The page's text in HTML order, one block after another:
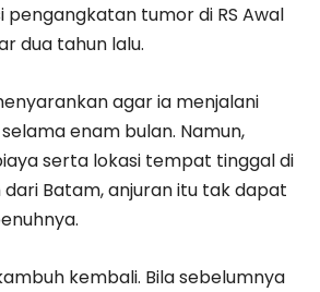
pengangkatan tumor di RS Awal
dua tahun lalu.
agar ia menjalani
enam bulan. Namun,
serta lokasi tempat tinggal di
dari Batam, anjuran itu tak dapat
kembali. Bila sebelumnya